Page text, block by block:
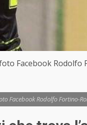
Facebook Rodolfo
Facebook Rodolfo Fortino-